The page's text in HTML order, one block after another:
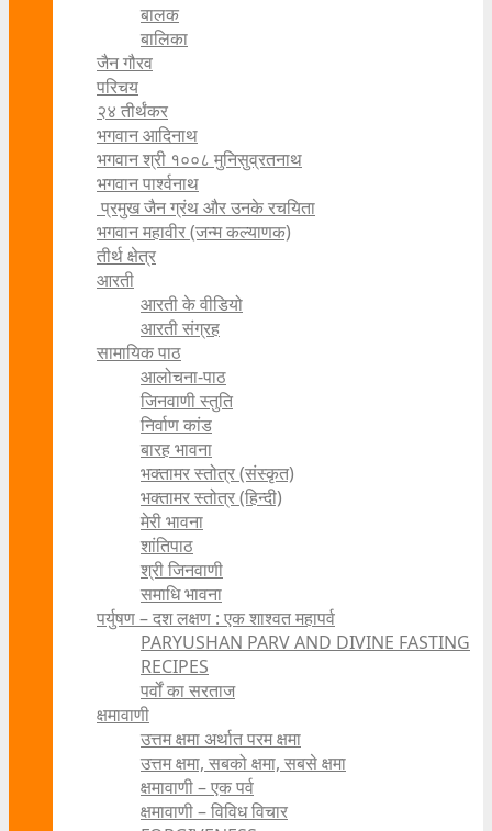
बालक
बालिका
जैन गौरव
परिचय
२४ तीर्थंकर
भगवान आदिनाथ
भगवान श्री १००८ मुनिसुव्रतनाथ
भगवान पार्श्वनाथ
प्रमुख जैन ग्रंथ और उनके रचयिता
भगवान महावीर (जन्म कल्याणक)
तीर्थ क्षेत्र
आरती
आरती के वीडियो
आरती संग्रह
सामायिक पाठ
आलोचना-पाठ
जिनवाणी स्तुति
निर्वाण कांड
बारह भावना
भक्तामर स्तोत्र (संस्कृत)
भक्तामर स्तोत्र (हिन्दी)
मेरी भावना
शांतिपाठ
श्री जिनवाणी
समाधि भावना
पर्युषण – दश लक्षण : एक शाश्वत महापर्व
PARYUSHAN PARV AND DIVINE FASTING
RECIPES
पर्वों का सरताज
क्षमावाणी
उत्तम क्षमा अर्थात परम क्षमा
उत्तम क्षमा, सबको क्षमा, सबसे क्षमा
क्षमावाणी – एक पर्व
क्षमावाणी – विविध विचार